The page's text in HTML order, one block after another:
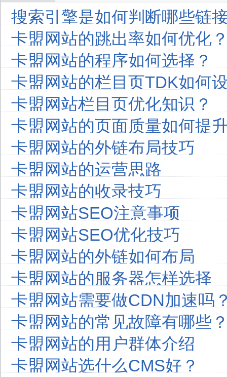
搜索引擎是如何判断哪些链
卡盟网站的跳出率如何优化
卡盟网站的程序如何选择？
卡盟网站的栏目页TDK如何
卡盟网站栏目页优化知识？
卡盟网站的页面质量如何提
卡盟网站的外链布局技巧
卡盟网站的运营思路
卡盟网站的收录技巧
卡盟网站SEO注意事项
卡盟网站SEO优化技巧
卡盟网站的外链如何布局
卡盟网站的服务器怎样选择
卡盟网站需要做CDN加速吗
卡盟网站的常见故障有哪些
卡盟网站的用户群体介绍
卡盟网站选什么CMS好？